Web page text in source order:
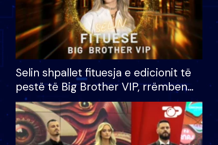
Selin shpallet fituesja e edicionit të
pestë të Big Brother VIP, rrëmben
çmimin e madh prej 100 mijë eurosh